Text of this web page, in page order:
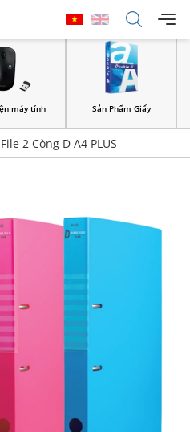
máy tính Sản Phẩm Giấy
File 2 Còng D A4 PLUS